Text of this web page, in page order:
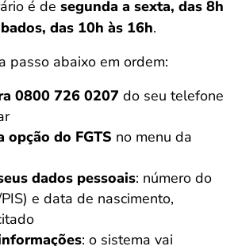
é de segunda a sexta, das 8h
das 10h às 16h.
passo abaixo em ordem:
0800 726 0207 do seu telefone
opção do FGTS no menu da
dados pessoais: número do
e data de nascimento,
: o sistema vai